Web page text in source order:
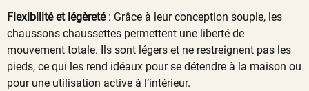
Flexibilité et légèreté: Grâce à leur conception souple, les
chaussons chaussettes permettent une liberté de
mouvement totale. Ils sont légers et ne restreignent pas les
pieds, ce qui les rend idéaux pour se détendre à la maison ou
pour une utilisation active à l’intérieur.